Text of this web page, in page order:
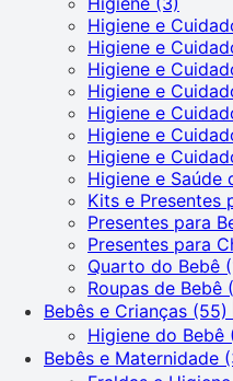
Higiene e
Higiene e
Higiene e
Higiene e
Higiene e
Higiene e
Higiene e
Higiene e Saúde
Kits e Presentes
Presentes para
Presentes para
Quarto do Bebê
Roupas de Bebê
Bebês e Crianças (55)
Higiene do Bebê
Bebês e Maternidade